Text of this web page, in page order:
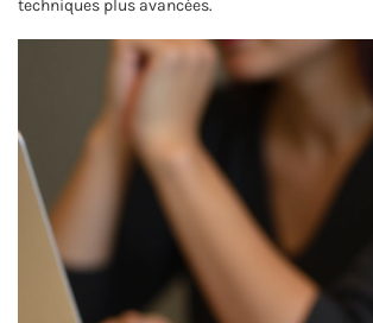
techniques plus avancées.